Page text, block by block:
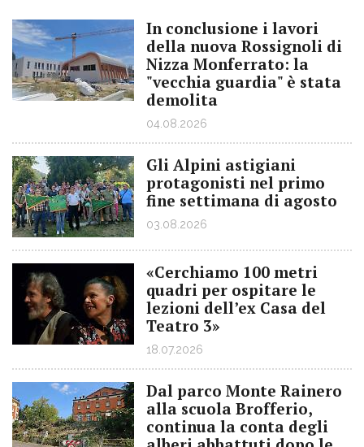
In conclusione i lavori
della nuova Rossignoli di
Nizza Monferrato: la
"vecchia guardia" è stata
demolita
04.08.2026
Gli Alpini astigiani
protagonisti nel primo
fine settimana di agosto
03.08.2026
«Cerchiamo 100 metri
quadri per ospitare le
lezioni dell’ex Casa del
Teatro 3»
18.07.2026
Dal parco Monte Rainero
alla scuola Brofferio,
continua la conta degli